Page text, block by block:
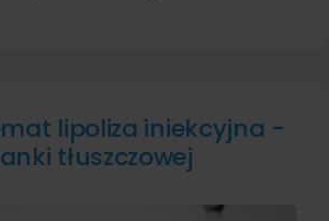
lipoliza iniekcyjna -
tłuszczowej